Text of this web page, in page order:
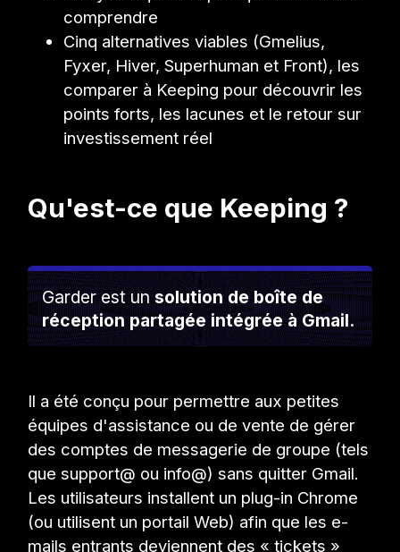
comprendre
Cinq alternatives viables (Gmelius,
Fyxer, Hiver, Superhuman et Front), les
comparer à Keeping pour découvrir les
points forts, les lacunes et le retour sur
investissement réel
Qu'est-ce que Keeping ?
Garder est unsolution de boîte de
réception partagée intégrée à Gmail.
Il a été conçu pour permettre aux petites
équipes d'assistance ou de vente de gérer
des comptes de messagerie de groupe (tels
que support@ ou info@) sans quitter Gmail.
Les utilisateurs installent un plug-in Chrome
(ou utilisent un portail Web) afin que les e-
mails entrants deviennent des « tickets »